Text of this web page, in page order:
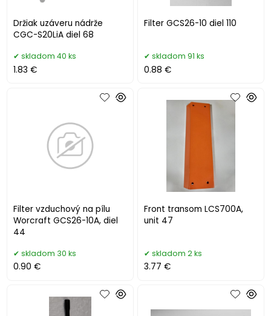
Držiak uzáveru nádrže
CGC-S20LiA diel 68
skladom 40 ks
1.83 €
Filter GCS26-10 diel 110
skladom 91 ks
0.88 €
Filter vzduchový na pílu
Worcraft GCS26-10A, diel
44
skladom 30 ks
0.90 €
Front transom LCS700A,
unit 47
skladom 2 ks
3.77 €